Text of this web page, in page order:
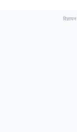
विज्ञापन